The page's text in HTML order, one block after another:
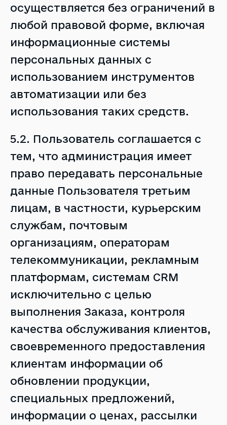
осуществляется без ограничений в
любой правовой форме, включая
информационные системы
персональных данных с
использованием инструментов
автоматизации или без
использования таких средств.
5.2. Пользователь соглашается с
тем, что администрация имеет
право передавать персональные
данные Пользователя третьим
лицам, в частности, курьерским
службам, почтовым
организациям, операторам
телекоммуникации, рекламным
платформам, системам CRM
исключительно с целью
выполнения Заказа, контроля
качества обслуживания клиентов,
своевременного предоставления
клиентам информации об
обновлении продукции,
специальных предложений,
информации о ценах, рассылки